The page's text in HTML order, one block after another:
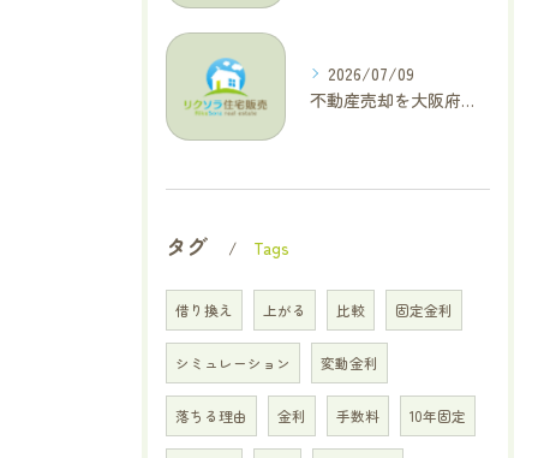
2026/07/09
不動産売却を大阪府交野市で成功に導く三大タブー回避と高価格査定の極意
タグ Tags
借り換え 上がる 比較 固定金利
シミュレーション 変動金利
落ちる理由 金利 手数料 10年固定